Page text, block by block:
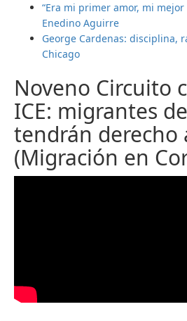
“Era mi primer amor, mi
Enedino Aguirre
George Cardenas: disciplina,
Chicago
Noveno Circuito
ICE: migrantes
tendrán derecho
(Migración en